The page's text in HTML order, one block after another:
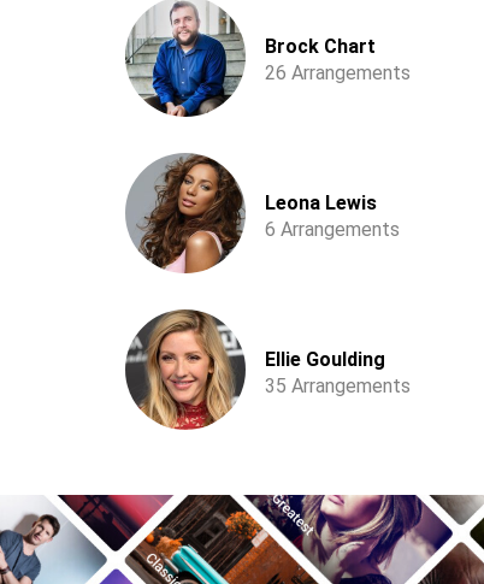
Brock Chart
26 Arrangements
Leona Lewis
6 Arrangements
Ellie Goulding
35 Arrangements